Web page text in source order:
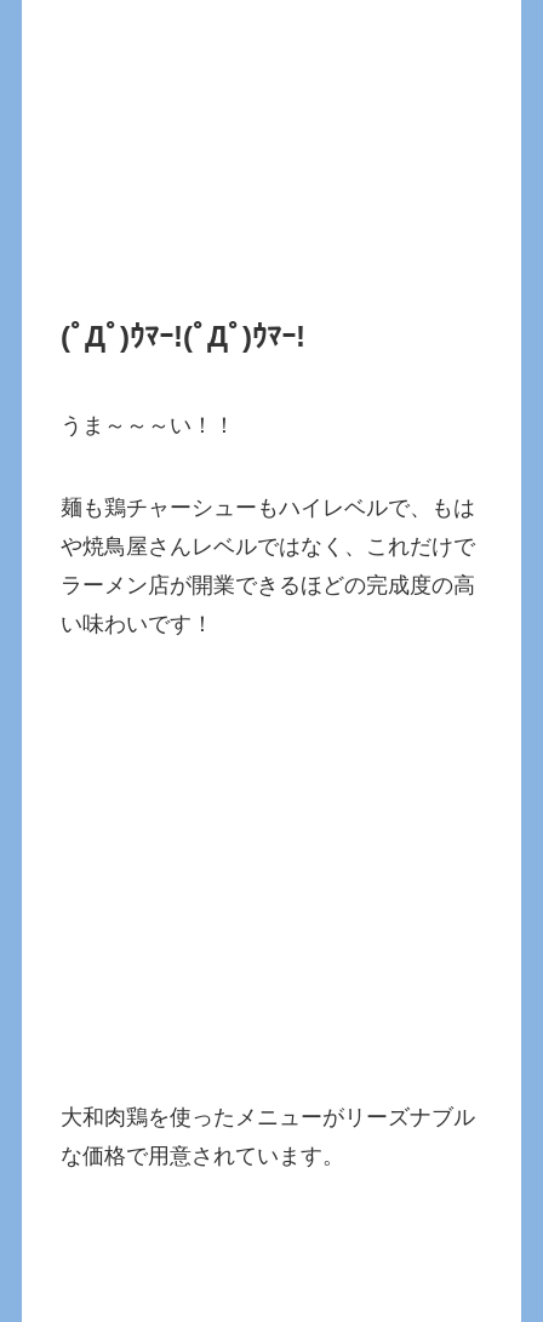
(ﾟДﾟ)ｳﾏｰ!(ﾟДﾟ)ｳﾏｰ!
うま～～～い！！
麺も鶏チャーシューもハイレベルで、もは
や焼鳥屋さんレベルではなく、これだけで
ラーメン店が開業できるほどの完成度の高
い味わいです！
大和肉鶏を使ったメニューがリーズナブル
な価格で用意されています。